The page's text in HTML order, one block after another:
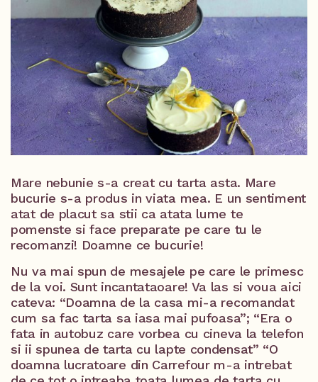
Mare nebunie s-a creat cu tarta asta. Mare
bucurie s-a produs in viata mea. E un sentiment
atat de placut sa stii ca atata lume te
pomenste si face preparate pe care tu le
recomanzi! Doamne ce bucurie!
Nu va mai spun de mesajele pe care le primesc
de la voi. Sunt incantataoare! Va las si voua aici
cateva: “Doamna de la casa mi-a recomandat
cum sa fac tarta sa iasa mai pufoasa”; “Era o
fata in autobuz care vorbea cu cineva la telefon
si ii spunea de tarta cu lapte condensat” “O
doamna lucratoare din Carrefour m-a intrebat